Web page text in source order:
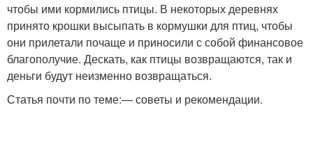
чтобы ими кормились птицы. В некоторых деревнях
принято крошки высыпать в кормушки для птиц, чтобы
они прилетали почаще и приносили с собой финансовое
благополучие. Дескать, как птицы возвращаются, так и
деньги будут неизменно возвращаться.
Статья почти по теме:— советы и рекомендации.